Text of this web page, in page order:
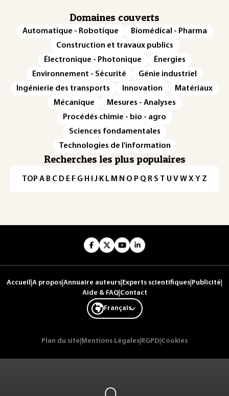
Domaines couverts
Automatique - Robotique
Biomédical - Pharma
Construction et travaux publics
Électronique - Photonique
Énergies
Environnement - Sécurité
Génie industriel
Ingénierie des transports
Innovation
Matériaux
Mécanique
Mesures - Analyses
Procédés chimie - bio - agro
Sciences fondamentales
Technologies de l'information
Recherches les plus populaires
TOP·A·B·C· D· E· F·G· H · ·J· K· L· M · N ·O· P·Q· R·S·T·U·V·W·X·Y·Z
Accueil A propos Annuaire auteurs Experts scientifiques Publicité
Aide & FAQ| Contact
Français
Plan du site Mentions Légales RGPD Cookies